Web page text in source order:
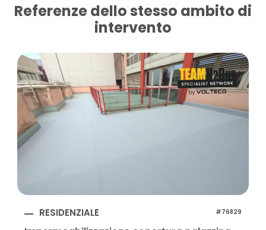
Referenze dello stesso ambito di
intervento
RESIDENZIALE #76829